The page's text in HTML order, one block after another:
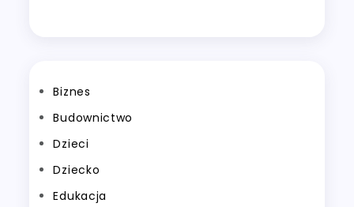
Biznes
Budownictwo
Dzieci
Dziecko
Edukacja